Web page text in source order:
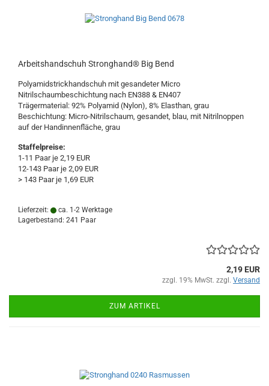
Arbeitshandschuh Stronghand® Big Bend
Polyamidstrickhandschuh mit gesandeter Micro
Nitrilschaumbeschichtung nach EN388 & EN407
Trägermaterial: 92% Polyamid (Nylon), 8% Elasthan, grau
Beschichtung: Micro-Nitrilschaum, gesandet, blau, mit Nitrilnoppen
auf der Handinnenfläche, grau
Staffelpreise:
1-11 Paar je 2,19 EUR
12-143 Paar je 2,09 EUR
> 143 Paar je 1,69 EUR
Lieferzeit:
ca. 1-2 Werktage
Lagerbestand: 241 Paar
2,19 EUR
zzgl. 19% MwSt. zzgl. Versand
ZUM ARTIKEL